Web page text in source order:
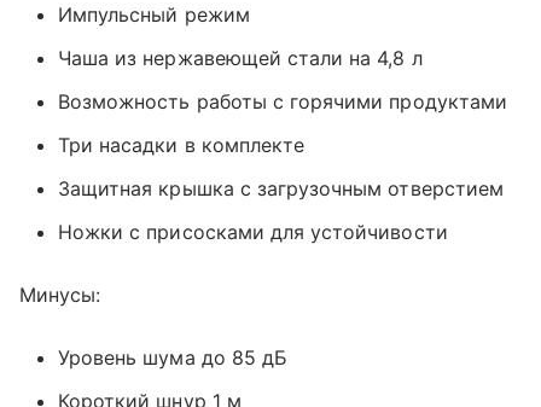
Импульсный режим
Чаша из нержавеющей стали на 4,8 л
Возможность работы с горячими продуктами
Три насадки в комплекте
Защитная крышка с загрузочным отверстием
Ножки с присосками для устойчивости
Минусы:
Уровень шума до 85 дБ
Короткий шнур 1 м